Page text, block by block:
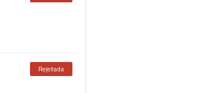
Rejeitada